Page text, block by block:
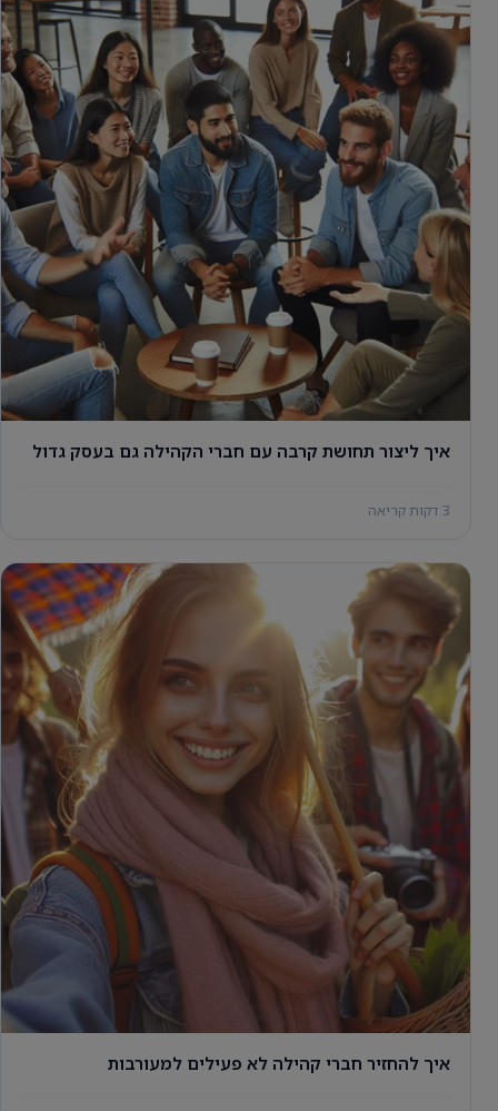
איך ליצור תחושת קרבה עם חברי הקהילה גם בעסק גדול
3 דקות קריאה
איך להחזיר חברי קהילה לא פעילים למעורבות